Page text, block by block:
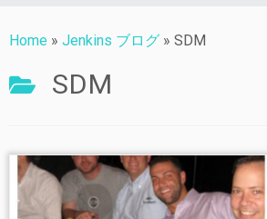
toHome » Jenkins ブログ » SDM
SDM